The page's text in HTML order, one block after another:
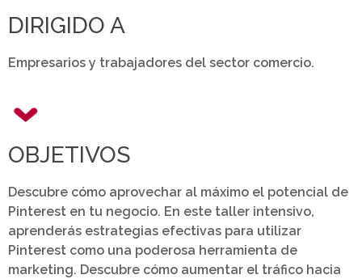
DIRIGIDO A
Empresarios y trabajadores del sector comercio.
OBJETIVOS
Descubre cómo aprovechar al máximo el potencial de
Pinterest en tu negocio. En este taller intensivo,
aprenderás estrategias efectivas para utilizar
Pinterest como una poderosa herramienta de
marketing. Descubre cómo aumentar el tráfico hacia